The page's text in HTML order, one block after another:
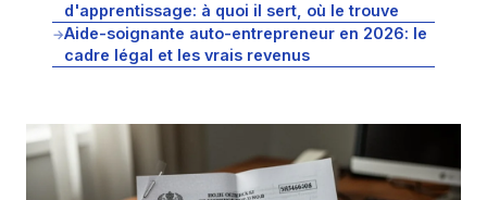
d'apprentissage: à quoi il sert, où le trouve
→Aide-soignante auto-entrepreneur en 2026: le
cadre légal et les vrais revenus